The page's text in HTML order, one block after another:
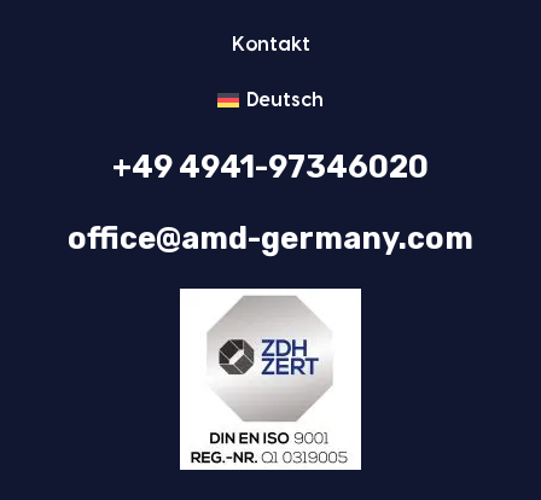
Kon­takt
Deutsch
+49 4941-97346020
office@amd-germany.com